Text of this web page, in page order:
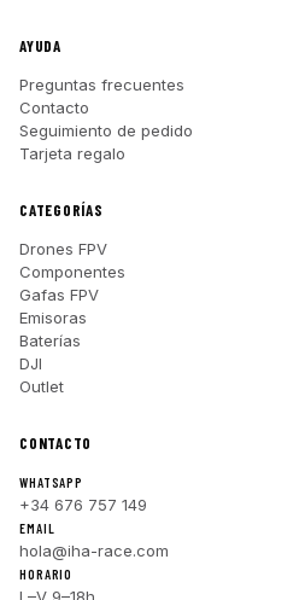
AYUDA
Preguntas frecuentes
Contacto
Seguimiento de pedido
Tarjeta regalo
CATEGORÍAS
Drones FPV
Componentes
Gafas FPV
Emisoras
Baterías
DJI
Outlet
CONTACTO
WHATSAPP
+34 676 757 149
EMAIL
hola@iha-race.com
HORARIO